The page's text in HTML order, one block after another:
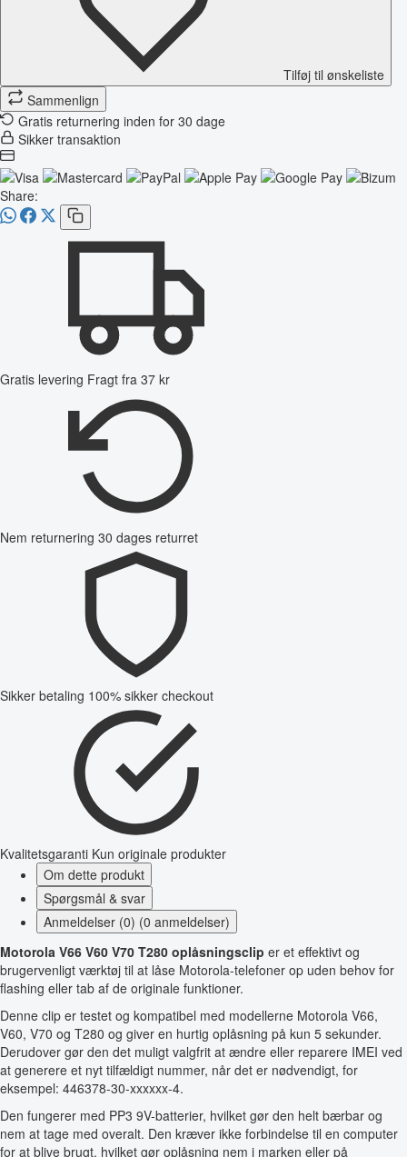
Tilføj til ønskeliste
Sammenlign
Gratis returnering inden for 30 dage
Sikker transaktion
Share:
Gratis levering Fragt fra 37 kr
Nem returnering 30 dages returret
Sikker betaling 100% sikker checkout
Kvalitetsgaranti Kun originale produkter
Om dette produkt
Spørgsmål & svar
Anmeldelser (0) (0 anmeldelser)
Motorola V66 V60 V70 T280 oplåsningsclip er et effektivt og
brugervenligt værktøj til at låse Motorola-telefoner op uden behov for
flashing eller tab af de originale funktioner.
Denne clip er testet og kompatibel med modellerne Motorola V66,
V60, V70 og T280 og giver en hurtig oplåsning på kun 5 sekunder.
Derudover gør den det muligt valgfrit at ændre eller reparere IMEI ved
at generere et nyt tilfældigt nummer, når det er nødvendigt, for
eksempel: 446378-30-xxxxxx-4.
Den fungerer med PP3 9V-batterier, hvilket gør den helt bærbar og
nem at tage med overalt. Den kræver ikke forbindelse til en computer
for at blive brugt, hvilket gør oplåsning nem i marken eller på